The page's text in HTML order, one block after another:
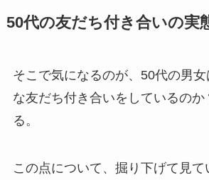
50代の友だち付き合いの実
そこで気になるのが、50代の男女
な友だち付き合いをしているのか
る。
この点について、掘り下げて見て